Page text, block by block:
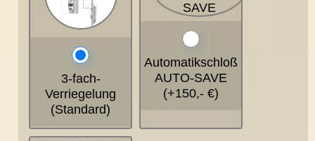
3-fach-
Verriegelung
(Standard)
Automatikschloß
AUTO-SAVE
(+150,- €)